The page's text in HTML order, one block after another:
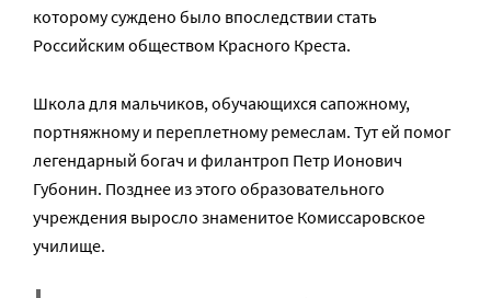
которому суждено было впоследствии стать
Российским обществом Красного Креста.
Школа для мальчиков, обучающихся сапожному,
портняжному и переплетному ремеслам. Тут ей помог
легендарный богач и филантроп Петр Ионович
Губонин. Позднее из этого образовательного
учреждения выросло знаменитое Комиссаровское
училище.